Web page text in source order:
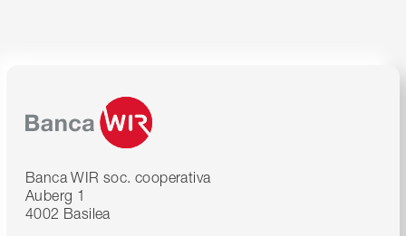
Banca WIR soc. cooperativa
Auberg 1
4002 Basilea